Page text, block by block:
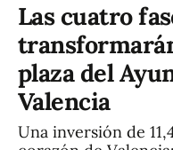
Las cuatro
plaza del
Valencia
Una inversión de